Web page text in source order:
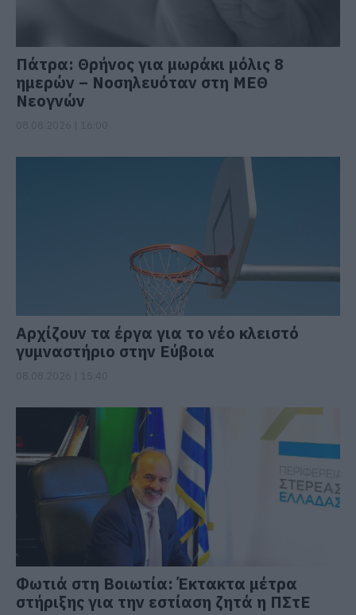
Πάτρα: Θρήνος για μωράκι μόλις 8
ημερών – Νοσηλευόταν στη ΜΕΘ
Νεογνών
Αρχίζουν τα έργα για το νέο κλειστό
γυμναστήριο στην Εύβοια
Φωτιά στη Βοιωτία: Έκτακτα μέτρα
στήριξης για την εστίαση ζητά η ΠΣτΕ